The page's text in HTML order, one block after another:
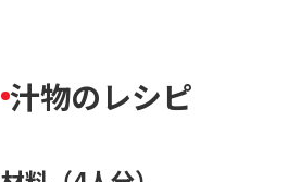
汁物のレシピ